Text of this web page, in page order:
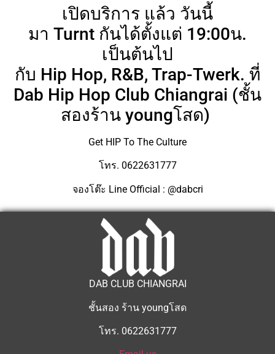
เปิดบริการ แล้ว วันนี้
มา Turnt กันได้ตั้งแต่ 19:00น.
เป็นต้นไป
กับ Hip Hop, R&B, Trap-Twerk. ที่
Dab Hip Hop Club Chiangrai (ชั้น
สองร้าน youngโสด)
Get HIP To The Culture
โทร. 0622631777
จองโต๊ะ Line Official : @dabcri
DAB CLUB CHIANGRAI
ชั้นสอง ร้าน youngโสด
โทร. 0622631777